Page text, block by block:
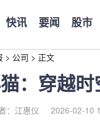
快讯 要闻 股市
> 公司 > 正文
：穿越
：江惠仪 2026-02-10